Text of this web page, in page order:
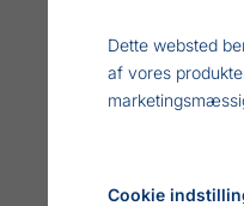
Dette websted
af vores
Cookie